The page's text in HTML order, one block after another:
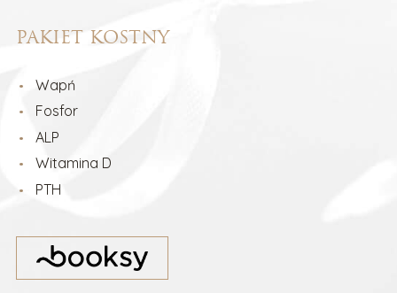
PAKIET KOSTNY
Wapń
Fosfor
ALP
Witamina D
PTH